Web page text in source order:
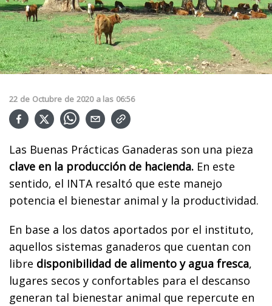
22 de Octubre de 2020 a las 06:56
Las Buenas Prácticas Ganaderas son una pieza
clave en la producción de hacienda. En este
sentido, el INTA resaltó que este manejo
potencia el bienestar animal y la productividad.
En base a los datos aportados por el instituto,
aquellos sistemas ganaderos que cuentan con
libre disponibilidad de alimento y agua fresca,
lugares secos y confortables para el descanso
generan tal bienestar animal que repercute en